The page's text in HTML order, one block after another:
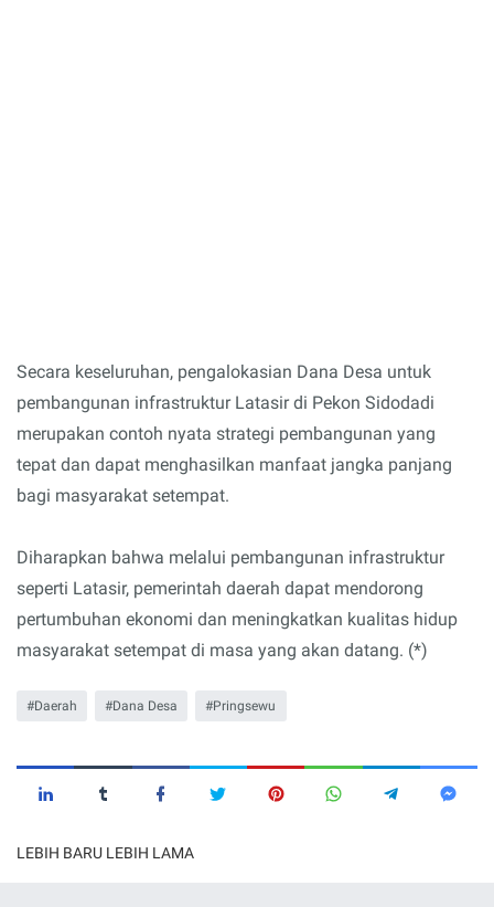
Secara keseluruhan, pengalokasian Dana Desa untuk
pembangunan infrastruktur Latasir di Pekon Sidodadi
merupakan contoh nyata strategi pembangunan yang
tepat dan dapat menghasilkan manfaat jangka panjang
bagi masyarakat setempat.
Diharapkan bahwa melalui pembangunan infrastruktur
seperti Latasir, pemerintah daerah dapat mendorong
pertumbuhan ekonomi dan meningkatkan kualitas hidup
masyarakat setempat di masa yang akan datang. (*)
Daerah Dana Desa Pringsewu
LEBIH BARU LEBIH LAMA